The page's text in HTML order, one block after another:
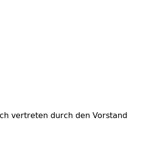
vertreten durch den Vorstand